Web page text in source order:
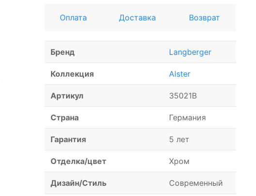
Оплата Доставка Возврат
Бренд Langberger
Коллекция Alster
Артикул 35021B
Страна Германия
Гарантия 5 лет
Отделка/цвет Хром
Дизайн/Стиль Современный